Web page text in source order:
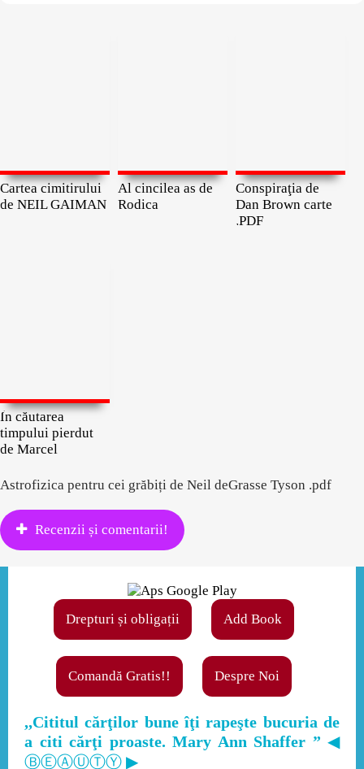
Cartea cimitirului
de NEIL GAIMAN
Al cincilea as de
Rodica
Conspiraţia de
Dan Brown carte
.PDF
În căutarea
timpului pierdut
de Marcel
Astrofizica pentru cei grăbiți de Neil deGrasse Tyson .pdf
Recenzii și comentarii!
Drepturi și obligații Add Book
Comandă Gratis!! Despre Noi
,,Cititul cărţilor bune îţi rapeşte bucuria de
a citi cărţi proaste. Mary Ann Shaffer ” ◀
ⒷⒺⒶⓊⓉⓎ ▶